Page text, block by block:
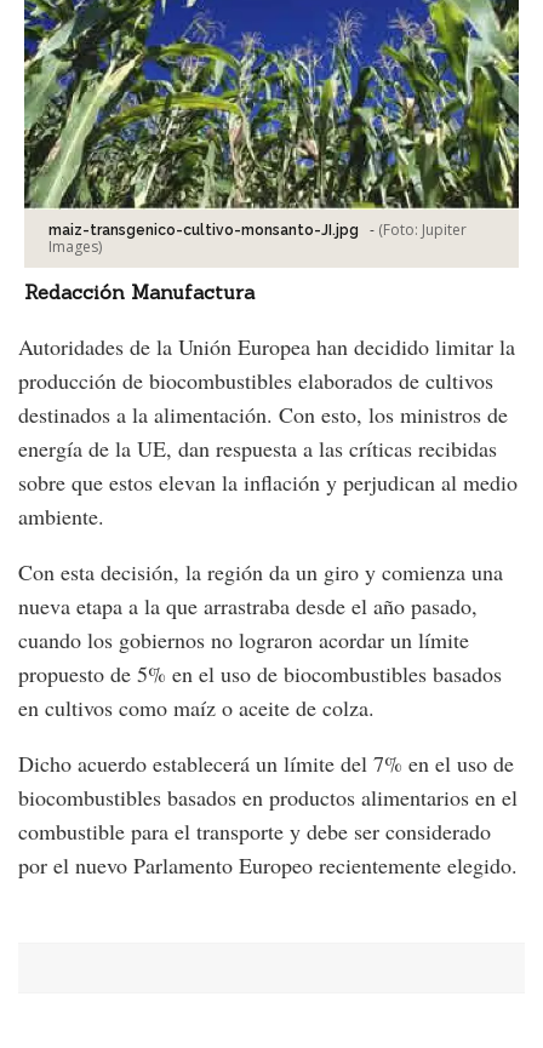
maiz-transgenico-cultivo-monsanto-JI.jpg - (Foto: Jupiter
Images)
Redacción Manufactura
Autoridades de la Unión Europea han decidido limitar la
producción de biocombustibles elaborados de cultivos
destinados a la alimentación. Con esto, los ministros de
energía de la UE, dan respuesta a las críticas recibidas
sobre que estos elevan la inflación y perjudican al medio
ambiente.
Con esta decisión, la región da un giro y comienza una
nueva etapa a la que arrastraba desde el año pasado,
cuando los gobiernos no lograron acordar un límite
propuesto de 5% en el uso de biocombustibles basados
en cultivos como maíz o aceite de colza.
Dicho acuerdo establecerá un límite del 7% en el uso de
biocombustibles basados en productos alimentarios en el
combustible para el transporte y debe ser considerado
por el nuevo Parlamento Europeo recientemente elegido.